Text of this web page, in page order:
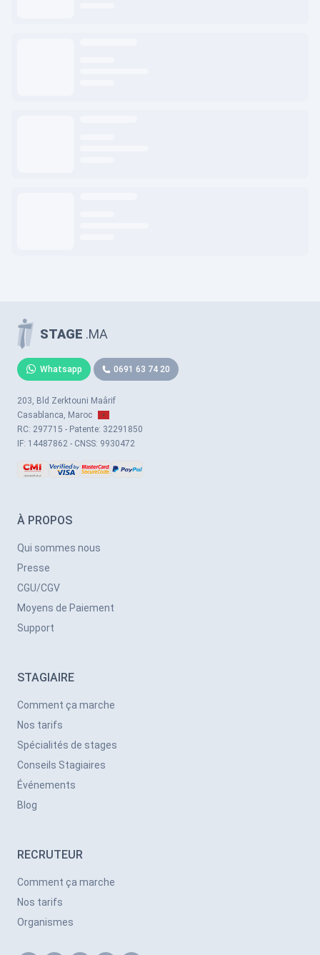
À PROPOS
Qui sommes nous
Presse
CGU/CGV
Moyens de Paiement
Support
STAGIAIRE
Comment ça marche
Nos tarifs
Spécialités de stages
Conseils Stagiaires
Événements
Blog
RECRUTEUR
Comment ça marche
Nos tarifs
Organismes
STAGE .MA
Whatsapp 0691 63 74 20
203, Bld Zerktouni Maârif
Casablanca, Maroc
RC: 297715 - Patente: 32291850
IF: 14487862 - CNSS: 9930472